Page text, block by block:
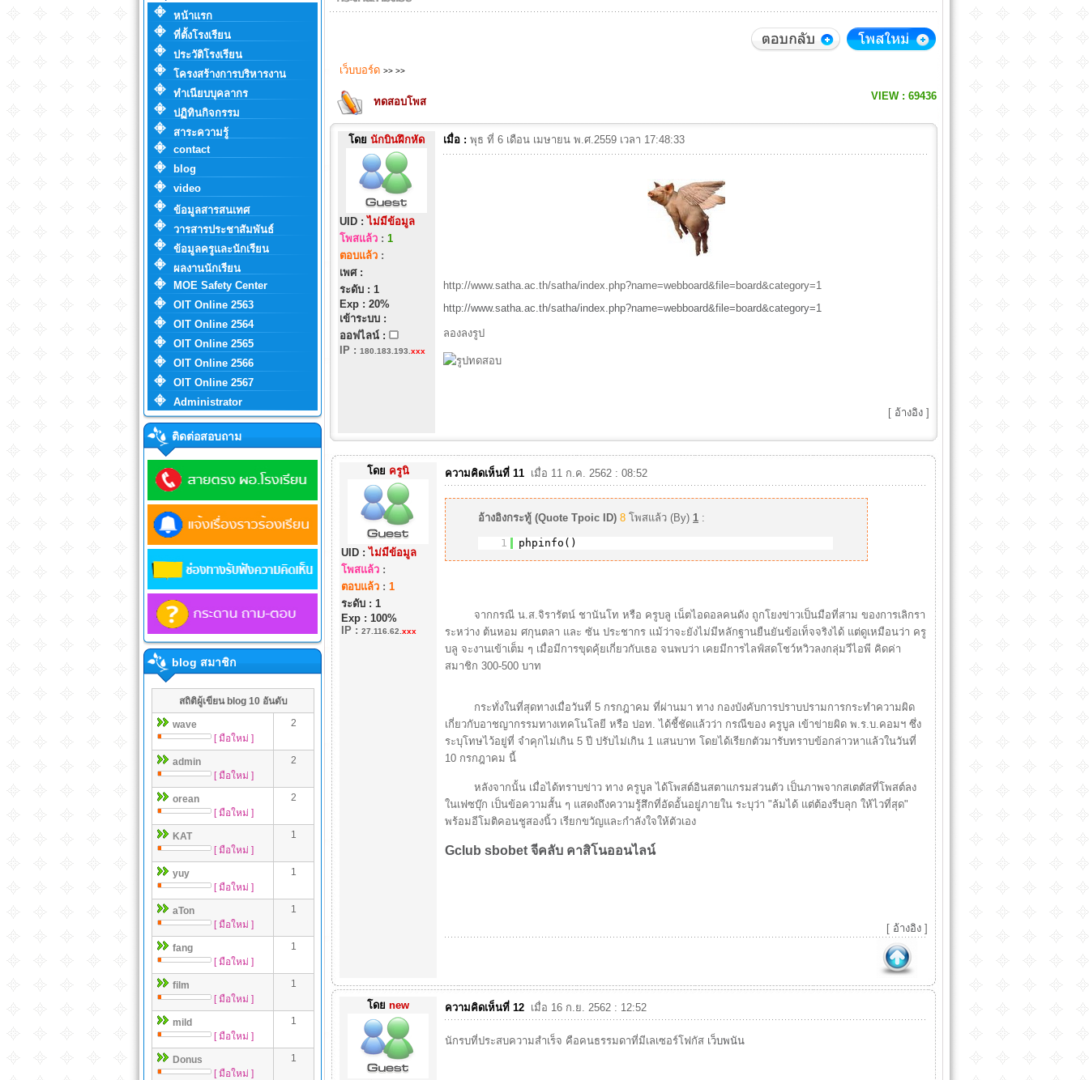
หน้าแรก
ที่ตั้งโรงเรียน
ประวัติโรงเรียน
โครงสร้างการบริหารงาน
ทำเนียบบุคลากร
ปฏิทินกิจกรรม
สาระความรู้
contact
blog
video
ข้อมูลสารสนเทศ
วารสารประชาสัมพันธ์
ข้อมูลครูและนักเรียน
ผลงานนักเรียน
MOE Safety Center
OIT Online 2563
OIT Online 2564
OIT Online 2565
OIT Online 2566
OIT Online 2567
Administrator
ติดต่อสอบถาม
blog สมาชิก
สถิติผู้เขียน blog 10 อันดับ
wave
[ มือใหม่ ]
2
admin
[ มือใหม่ ]
2
orean
[ มือใหม่ ]
2
KAT
[ มือใหม่ ]
1
yuy
[ มือใหม่ ]
1
aTon
[ มือใหม่ ]
1
fang
[ มือใหม่ ]
1
film
[ มือใหม่ ]
1
mild
[ มือใหม่ ]
1
Donus
[ มือใหม่ ]
1
เว็บบอร์ด >> >>
ทดสอบโพส VIEW : 69436
โดย นักบินฝึกหัด
UID :ไม่มีข้อมูล
โพสแล้ว: 1
ตอบแล้ว:
เพศ :
ระดับ : 1
Exp : 20%
เข้าระบบ :
ออฟไลน์ :
IP : 180.183.193. xxx
เมื่อ : พุธ ที่ 6 เดือน เมษายน พ.ศ.2559 เวลา 17:48:33
http://www.satha.ac.th/satha/index.php?name=webboard&file=board&category=1
http://www.satha.ac.th/satha/index.php?name=webboard&file=board&category=1
ลองลงรูป
[ อ้างอิง ]
โดย ครูนิ
UID :ไม่มีข้อมูล
โพสแล้ว:
ตอบแล้ว: 1
ระดับ : 1
Exp : 100%
IP: 27.116.62. xxx
ความคิดเห็นที่ 11 เมื่อ 11 ก.ค. 2562 : 08:52
อ้างอิงกระทู้ (Quote Tpoic ID) 8 โพสแล้ว (By) 1 :
1 phpinfo()
จากกรณี น.ส.จิรารัตน์ ชานันโท หรือ ครูบลู เน็ตไอดอลคนดัง ถูกโยงข่าวเป็นมือที่สาม ของการเลิกรา
ระหว่าง ต้นหอม ศกุนตลา และ ซัน ประชากร แม้ว่าจะยังไม่มีหลักฐานยืนยันข้อเท็จจริงได้ แต่ดูเหมือนว่า ครู
บลู จะงานเข้าเต็ม ๆ เมื่อมีการขุดคุ้ยเกี่ยวกับเธอ จนพบว่า เคยมีการไลฟ์สดโชว์หวิวลงกลุ่มวีไอพี คิดค่า
สมาชิก 300-500 บาท
กระทั่งในที่สุดทางเมื่อวันที่ 5 กรกฎาคม ที่ผ่านมา ทาง กองบังคับการปราบปรามการกระทำความผิด
เกี่ยวกับอาชญากรรมทางเทคโนโลยี หรือ ปอท. ได้ชี้ชัดแล้วว่า กรณีของ ครูบูล เข้าข่ายผิด พ.ร.บ.คอมฯ ซึ่ง
ระบุโทษไว้อยู่ที่ จำคุกไม่เกิน 5 ปี ปรับไม่เกิน 1 แสนบาท โดยได้เรียกตัวมารับทราบข้อกล่าวหาแล้วในวันที่
10 กรกฎาคม นี้
หลังจากนั้น เมื่อได้ทราบข่าว ทาง ครูบูล ได้โพสต์อินสตาแกรมส่วนตัว เป็นภาพจากสเตตัสที่โพสต์ลง
ในเฟซบุ๊ก เป็นข้อความสั้น ๆ แสดงถึงความรู้สึกที่อัดอั้นอยู่ภายใน ระบุว่า "ล้มได้ แต่ต้องรีบลุก ให้ไวที่สุด"
พร้อมอีโมติคอนชูสองนิ้ว เรียกขวัญและกำลังใจให้ตัวเอง
Gclub sbobet จีคลับ คาสิโนออนไลน์
[ อ้างอิง ]
โดย new ความคิดเห็นที่ 12 เมื่อ 16 ก.ย. 2562 : 12:52
นักรบที่ประสบความสำเร็จ คือคนธรรมดาที่มีเลเซอร์โฟกัส เว็บพนัน